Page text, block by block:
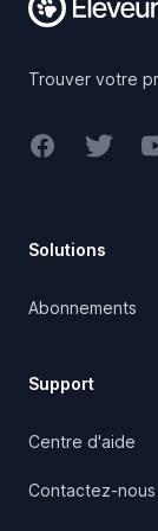
Trouver votre
FacebookTwitter
Solutions
Abonnements
Support
Centre d'aide
Contactez-nous